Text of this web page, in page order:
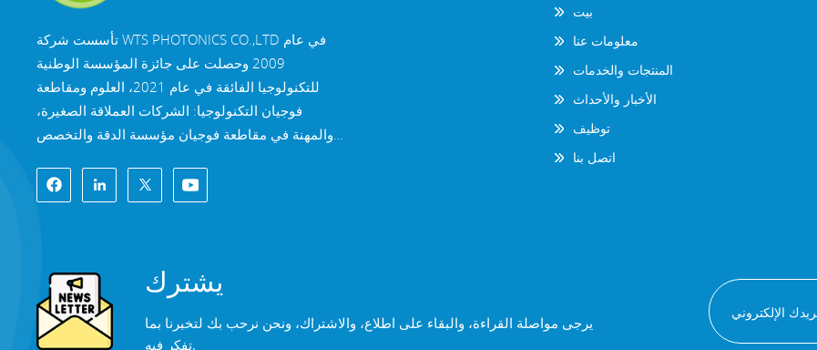
تأسست شركة WTS PHOTONICS CO.,LTD في عام
2009 وحصلت على جائزة المؤسسة الوطنية
للتكنولوجيا الفائقة في عام 2021، العلوم ومقاطعة
فوجيان التكنولوجيا: الشركات العملاقة الصغيرة،
والمهنة في مقاطعة فوجيان مؤسسة الدقة والتخصص
الساحلية الجميلة الواقعة في جنوب شرق الصين، وهي
مدينة بصرية شهيرة. تمتلك شركة WTS 11000 متر
نظام الطلاء، ونظام التجميع، ونظام مراقبة الجودة.
توفر WTS العملاء مع حلول شاملة للبحث والتطوير
والتصميم والتصنيع المكونات البصرية عالية الدقة،
بيت
معلومات عنا
المنتجات والخدمات
الأخبار والأحداث
توظيف
اتصل بنا
يشترك
يرجى مواصلة القراءة، والبقاء على اطلاع، والاشتراك، ونحن نرحب بك لتخبرنا بما
تفكر فيه.